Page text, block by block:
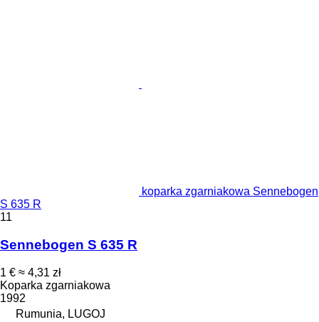
koparka zgarniakowa Sennebogen
S 635 R
11
Sennebogen S 635 R
1 € ≈ 4,31 zł
Koparka zgarniakowa
1992
Rumunia, LUGOJ